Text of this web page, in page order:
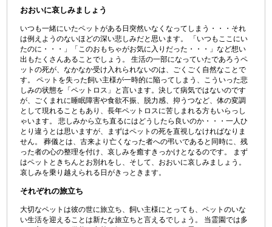
おおいに哀しみましょう
いつも一緒にいたペットがある日突然いなくなってしまう・・・それ
は例えようのないほどの深い悲しみだと思います。 「いつもここにい
たのに・・・」「このおもちゃがお気に入りだった・・・」など想い
出もたくさんあることでしょう。 生活の一部になっていたであろうペ
ットの死が、なかなか受け入れられないのは、ごくごく自然なことで
す。 ペットを失った飼い主様が一時的に陥ってしまう、こういった悲
しみの状態を「ペットロス」と言います。決して病気ではないのです
が、ごくまれに睡眠障害や食欲不振、脱力感、抑うつなど、体の変調
として現れることもあり、長年ペットロスに苦しまれる方もいらっし
ゃいます。 悲しみから立ち直るにはどうしたら良いのか・・・一人ひ
とり違うとは思いますが、まずはペットの死を直視しなければなりま
せん。 葬儀とは、古来より亡くなった者への弔いであると同時に、残
った者の心の整理を付け、哀しみを癒すきっかけとなるのです。 まず
はペットときちんとお別れをし、そして、おおいに哀しみましょう。
哀しみを乗り越えられる日がきっときます。
それぞれの旅立ち
大切なペットは彼の世に旅立ち、飼い主様にとっても、ペットのいな
い生活を迎えることは新たな旅立ちと言えるでしょう。 当霊園では多